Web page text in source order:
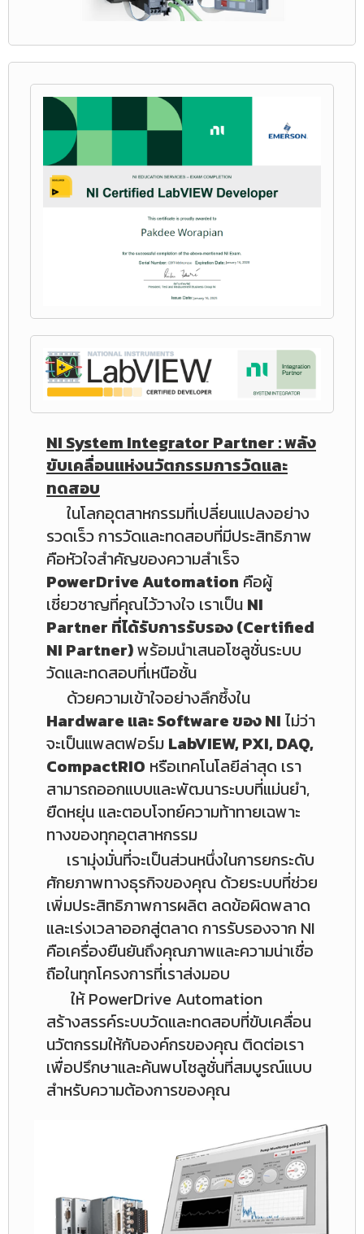
NI System Integrator Partner : พลัง
ขับเคลื่อนแห่งนวัตกรรมการวัดและ
ทดสอบ
ในโลกอุตสาหกรรมที่เปลี่ยนแปลงอย่าง
รวดเร็ว การวัดและทดสอบที่มีประสิทธิภาพ
คือหัวใจสำคัญของความสำเร็จ
PowerDrive Automation คือผู้
เชี่ยวชาญที่คุณไว้วางใจ เราเป็น NI
Partner ที่ได้รับการรับรอง (Certified
NI Partner)พร้อมนำเสนอโซลูชั่นระบบ
วัดและทดสอบที่เหนือชั้น
ด้วยความเข้าใจอย่างลึกซึ้งใน
Hardware และ Software ของ NI ไม่ว่า
จะเป็นแพลตฟอร์ม LabVIEW, PXI, DAQ,
CompactRIO หรือเทคโนโลยีล่าสุด เรา
สามารถออกแบบและพัฒนาระบบที่แม่นยำ,
ยืดหยุ่น และตอบโจทย์ความท้าทายเฉพาะ
ทางของทุกอุตสาหกรรม
เรามุ่งมั่นที่จะเป็นส่วนหนึ่งในการยกระดับ
ศักยภาพทางธุรกิจของคุณ ด้วยระบบที่ช่วย
เพิ่มประสิทธิภาพการผลิต ลดข้อผิดพลาด
และเร่งเวลาออกสู่ตลาด การรับรองจาก NI
คือเครื่องยืนยันถึงคุณภาพและความน่าเชื่อ
ถือในทุกโครงการที่เราส่งมอบ
ให้ PowerDrive Automation
สร้างสรรค์ระบบวัดและทดสอบที่ขับเคลื่อน
นวัตกรรมให้กับองค์กรของคุณ ติดต่อเรา
เพื่อปรึกษาและค้นพบโซลูชั่นที่สมบูรณ์แบบ
สำหรับความต้องการของคุณ